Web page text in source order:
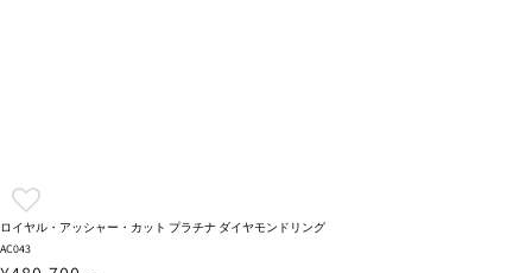
ロイヤル・アッシャー・カット プラチナ ダイヤモンドリング
AC043